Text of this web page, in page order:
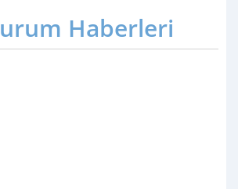
Haberleri